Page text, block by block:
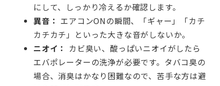
にして、しっかり冷えるか確認します。
異音： エアコンONの瞬間、「ギャー」「カチ
カチカチ」といった大きな音がしないか。
ニオイ： カビ臭い、酸っぱいニオイがしたら
エバポレーターの洗浄が必要です。タバコ臭の
場合、消臭はかなり困難なので、苦手な方は避